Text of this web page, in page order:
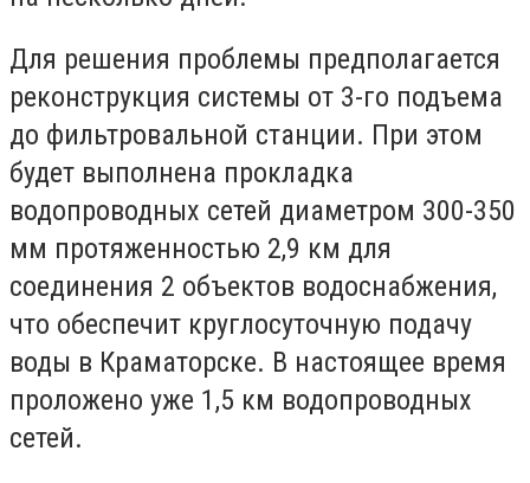
Для решения проблемы предполагается
реконструкция системы от 3-го подъема
до фильтровальной станции. При этом
будет выполнена прокладка
водопроводных сетей диаметром 300-350
мм протяженностью 2,9 км для
соединения 2 объектов водоснабжения,
что обеспечит круглосуточную подачу
воды в Краматорске. В настоящее время
проложено уже 1,5 км водопроводных
сетей.